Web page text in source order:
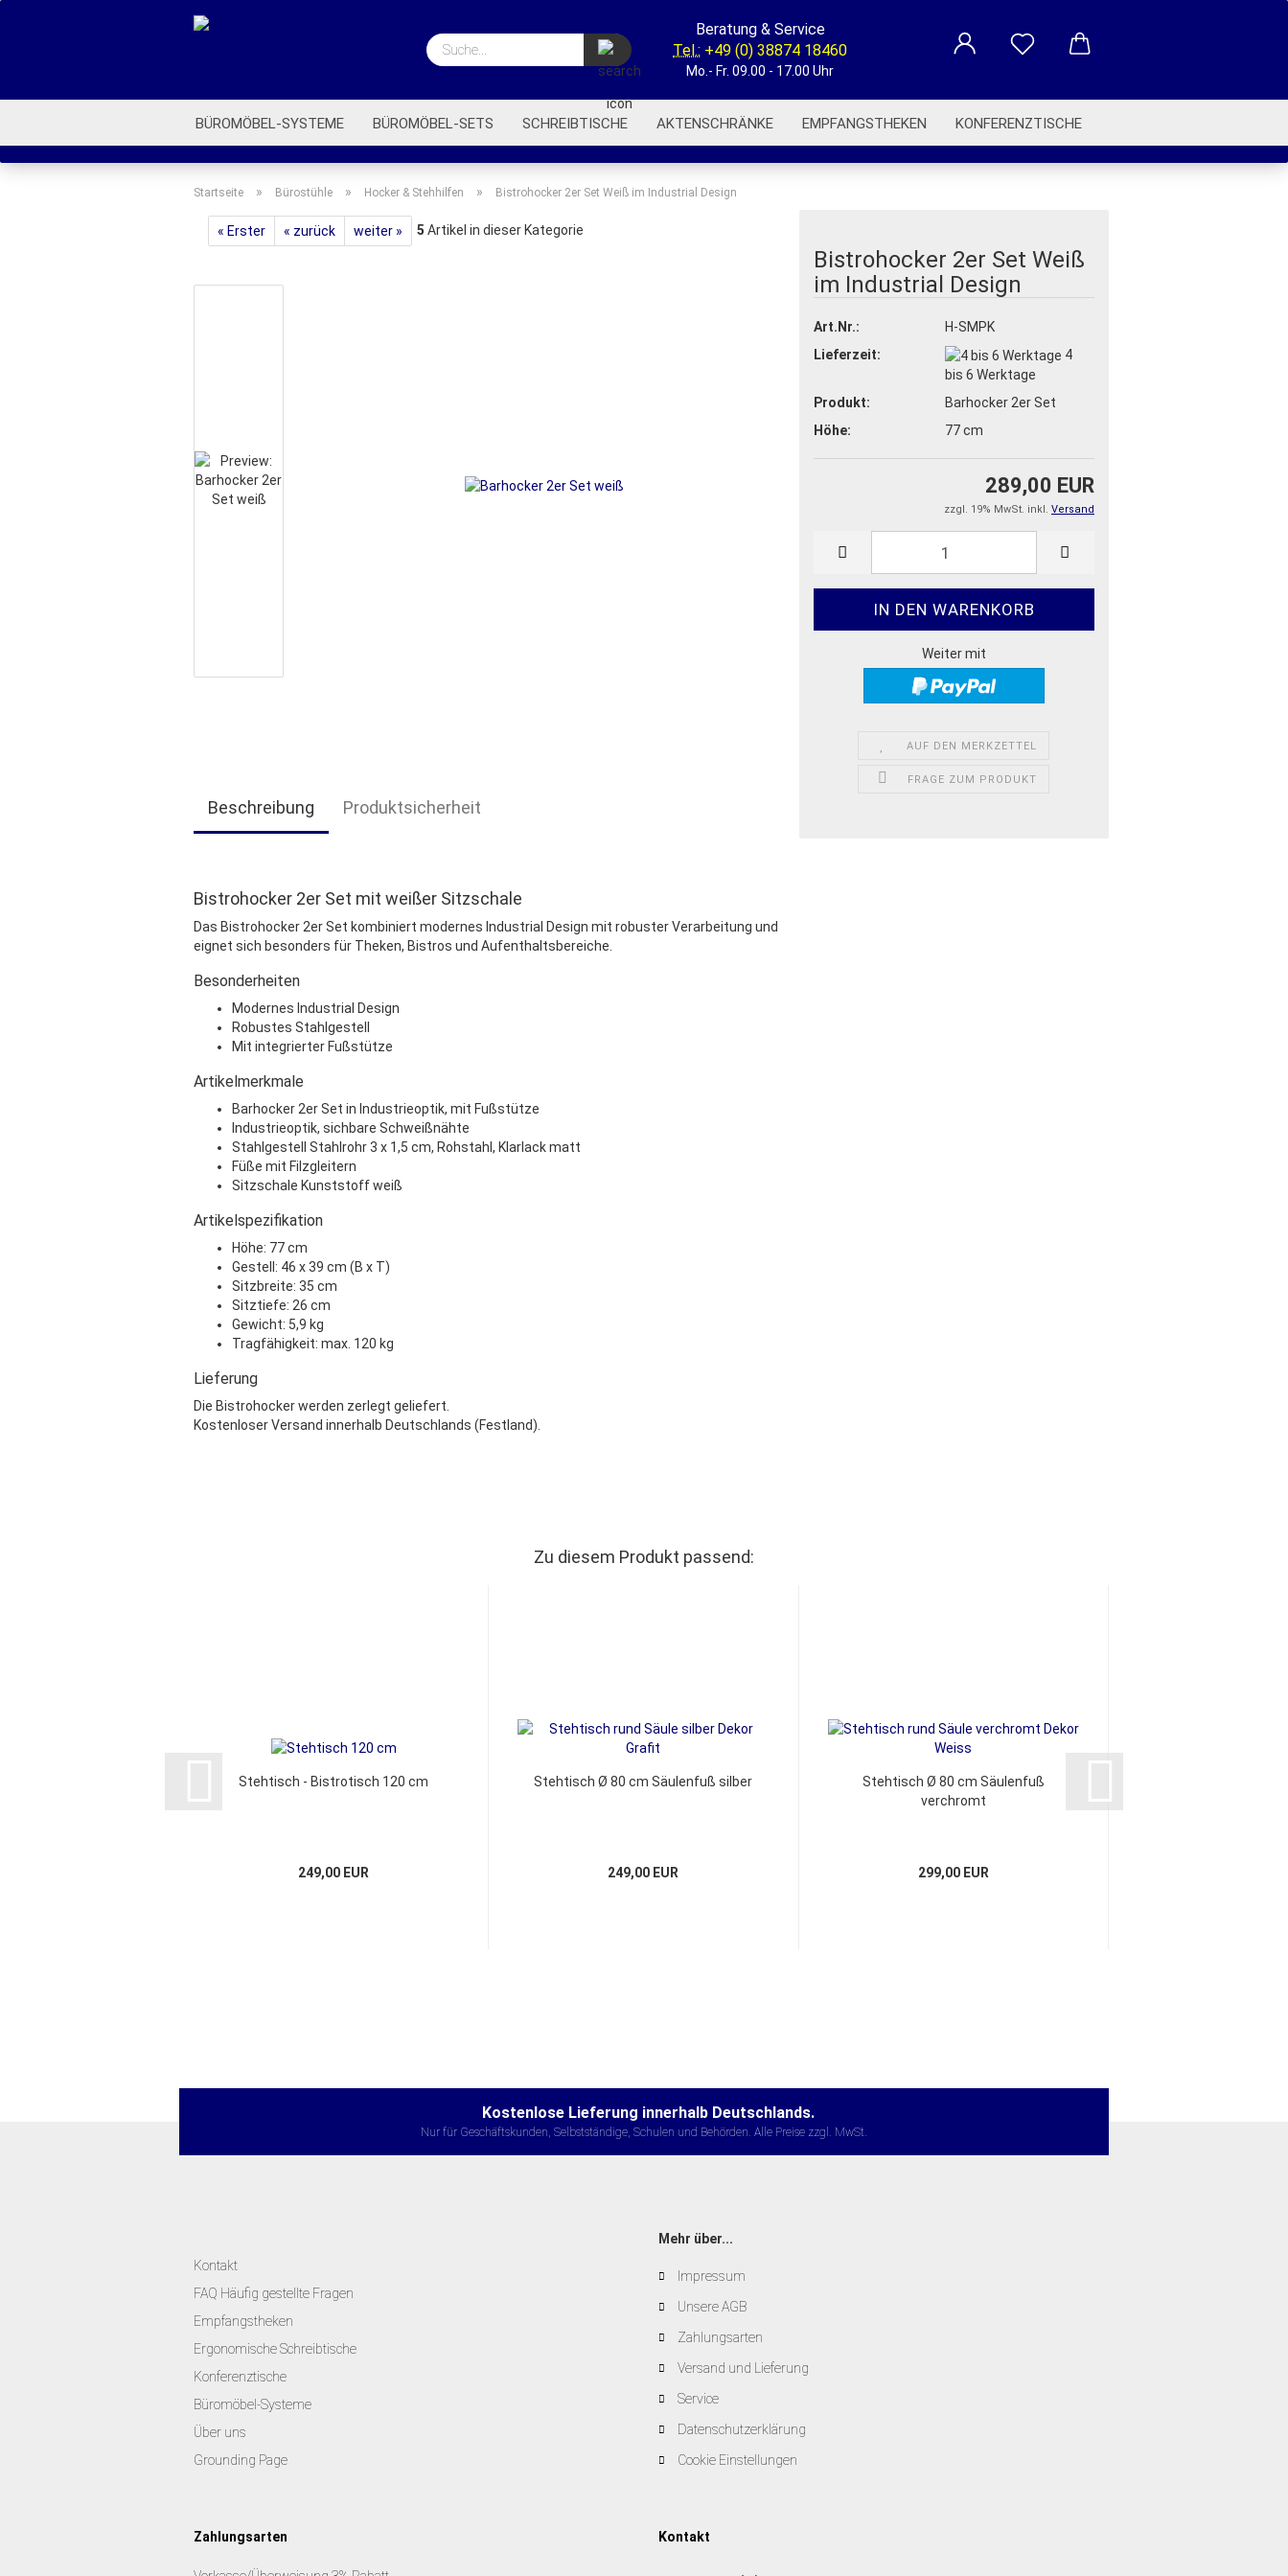
Suche...
Beratung & Service
Tel.: +49 (0) 38874 18460
Mo.- Fr. 09.00 - 17.00 Uhr
BÜROMÖBEL-SYSTEME BÜROMÖBEL-SETS SCHREIBTISCHE AKTENSCHRÄNKE EMPFANGSTHEKEN KONFERENZTISCHE
ROLLCONTAINER BÜROSTÜHLE BÜROREGALE BÜROWAGEN AKUSTIK-TRENNWÄNDE BETRIEBSAUSSTATTUNG
Startseite » Bürostühle » Hocker & Stehhilfen » Bistrohocker 2er Set Weiß im Industrial Design
« Erster « zurück weiter » 5 Artikel in dieser Kategorie
Bistrohocker 2er Set Weiß
im Industrial Design
Art.Nr.:
H-SMPK
Lieferzeit:
4
bis 6 Werktage
Produkt:
Barhocker 2er Set
Höhe:
77 cm
289,00 EUR
zzgl. 19% MwSt. inkl. Versand
Weiter mit
AUF DEN MERKZETTEL
FRAGE ZUM PRODUKT
Beschreibung Produktsicherheit
Bistrohocker 2er Set mit weißer Sitzschale
Das Bistrohocker 2er Set kombiniert modernes Industrial Design mit robuster Verarbeitung und
eignet sich besonders für Theken, Bistros und Aufenthaltsbereiche.
Besonderheiten
Modernes Industrial Design
Robustes Stahlgestell
Mit integrierter Fußstütze
Artikelmerkmale
Barhocker 2er Set in Industrieoptik, mit Fußstütze
Industrieoptik, sichbare Schweißnähte
Stahlgestell Stahlrohr 3 x 1,5 cm, Rohstahl, Klarlack matt
Füße mit Filzgleitern
Sitzschale Kunststoff weiß
Artikelspezifikation
Höhe: 77 cm
Gestell: 46 x 39 cm (B x T)
Sitzbreite: 35 cm
Sitztiefe: 26 cm
Gewicht: 5,9 kg
Tragfähigkeit: max. 120 kg
Lieferung
Die Bistrohocker werden zerlegt geliefert.
Kostenloser Versand innerhalb Deutschlands (Festland).
Zu diesem Produkt passend:
Stehtisch - Bistrotisch 120 cm
249,00 EUR
Stehtisch Ø 80 cm Säulenfuß silber
249,00 EUR
Stehtisch Ø 80 cm Säulenfuß
verchromt
299,00 EUR
Kostenlose Lieferung innerhalb Deutschlands.
Nur für Geschäftskunden, Selbstständige, Schulen und Behörden. Alle Preise zzgl. MwSt.
Kontakt
FAQ Häufig gestellte Fragen
Empfangstheken
Ergonomische Schreibtische
Konferenztische
Büromöbel-Systeme
Über uns
Grounding Page
Mehr über...
Impressum
Unsere AGB
Zahlungsarten
Versand und Lieferung
Service
Datenschutzerklärung
Cookie Einstellungen
Zahlungsarten Kontakt